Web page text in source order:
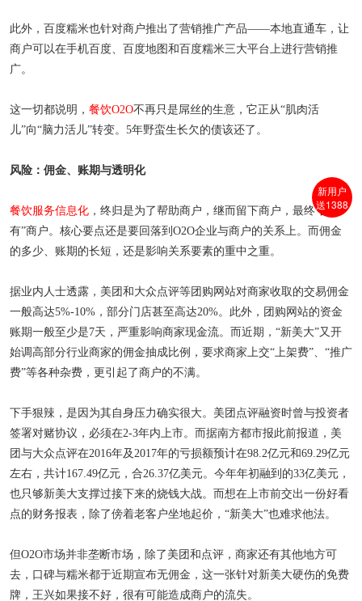
此外，百度糯米也针对商户推出了营销推广产品——本地直通车，让
商户可以在手机百度、百度地图和百度糯米三大平台上进行营销推
广。
这一切都说明， 餐饮O2O不再只是屌丝的生意，它正从“肌肉活
儿”向“脑力活儿”转变。5年野蛮生长欠的债该还了。
风险：佣金、账期与透明化
餐饮服务信息化 ，终归是为了帮助商户，继而留下商户，最终“占
有”商户。核心要点还是要回落到O2O企业与商户的关系上。而佣金
的多少、账期的长短，还是影响关系要素的重中之重。
据业内人士透露，美团和大众点评等团购网站对商家收取的交易佣金
一般高达5%-10%，部分门店甚至高达20%。此外，团购网站的资金
账期一般至少是7天，严重影响商家现金流。而近期，“新美大”又开
始调高部分行业商家的佣金抽成比例，要求商家上交“上架费”、“推广
费”等各种杂费，更引起了商户的不满。
下手狠辣，是因为其自身压力确实很大。美团点评融资时曾与投资者
签署对赌协议，必须在2-3年内上市。而据南方都市报此前报道，美
团与大众点评在2016年及2017年的亏损额预计在98.2亿元和69.29亿元
左右，共计167.49亿元，合26.37亿美元。今年年初融到的33亿美元，
也只够新美大支撑过接下来的烧钱大战。而想在上市前交出一份好看
点的财务报表，除了傍着老客户坐地起价，“新美大”也难求他法。
但O2O市场并非垄断市场，除了美团和点评，商家还有其他地方可
去，口碑与糯米都于近期宣布无佣金，这一张针对新美大硬伤的免费
牌，王兴如果接不好，很有可能造成商户的流失。
新用户
送1388